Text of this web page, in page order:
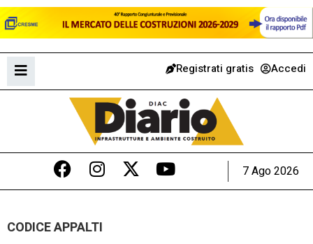
Registrati gratis Accedi
7 Ago 2026
CODICE APPALTI